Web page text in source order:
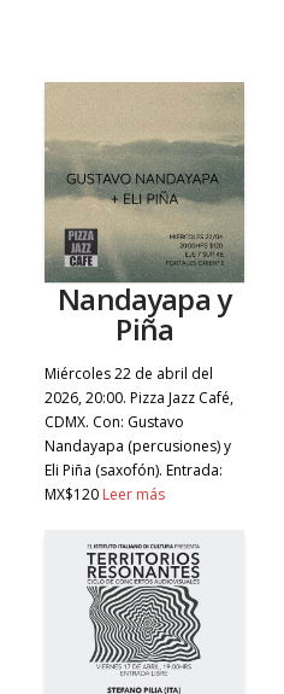
Nandayapa y
Piña
Miércoles 22 de abril del
2026, 20:00. Pizza Jazz Café,
CDMX. Con: Gustavo
Nandayapa (percusiones) y
Eli Piña (saxofón). Entrada:
MX$120 Leer más